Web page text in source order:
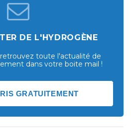
DE L'HYDROGÈNE
toute l'actualité de
dans votre boite mail !
GRATUITEMENT